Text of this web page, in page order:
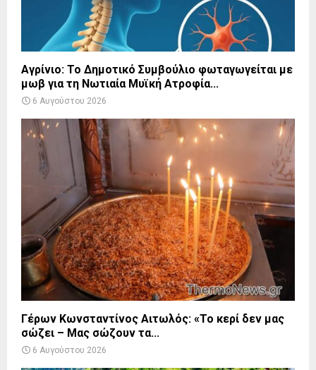
Αγρίνιο: Το Δημοτικό Συμβούλιο φωταγωγείται με
μωβ για τη Νωτιαία Μυϊκή Ατροφία...
6 Αυγούστου 2026
Γέρων Κωνσταντίνος Αιτωλός: «Το κερί δεν μας
σώζει – Μας σώζουν τα...
6 Αυγούστου 2026